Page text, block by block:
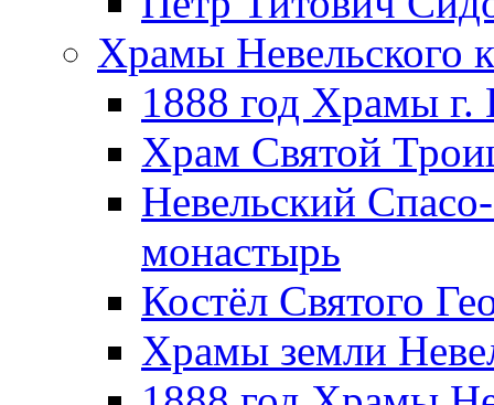
Храмы Невельского
1888 год Храмы г.
Храм Святой
Невельский
монастырь
Костёл Святого
Храмы земли